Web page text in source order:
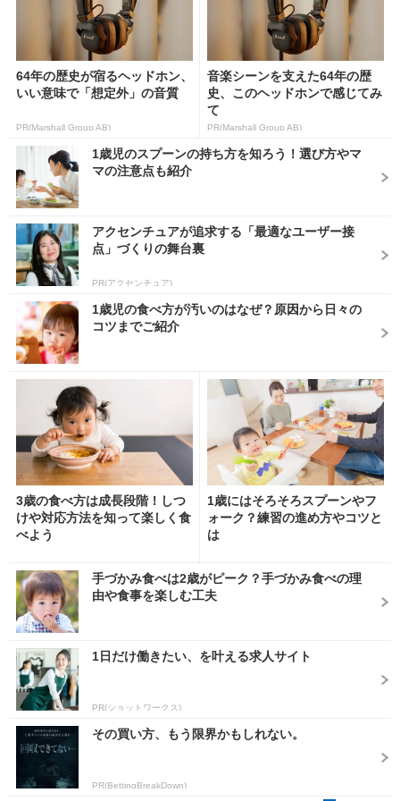
64年の歴史が宿るヘッドホン、
いい意味で「想定外」の音質
PR(Marshall Group AB)
音楽シーンを支えた64年の歴
史、このヘッドホンで感じてみ
て
PR(Marshall Group AB)
1歳児のスプーンの持ち方を知ろう！選び方やマ
マの注意点も紹介
アクセンチュアが追求する「最適なユーザー接
点」づくりの舞台裏
PR(アクセンチュア)
1歳児の食べ方が汚いのはなぜ？原因から日々の
コツまでご紹介
3歳の食べ方は成長段階！しつ
けや対応方法を知って楽しく食
べよう
1歳にはそろそろスプーンやフ
ォーク？練習の進め方やコツと
は
手づかみ食べは2歳がピーク？手づかみ食べの理
由や食事を楽しむ工夫
1日だけ働きたい、を叶える求人サイト
PR(ショットワークス)
その買い方、もう限界かもしれない。
PR(BettingBreakDown)